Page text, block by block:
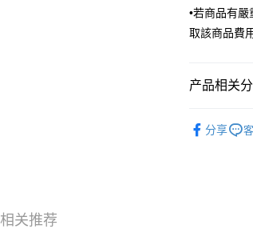
LINEX 宇迅
•若商品有
取該商品費
产品相关
分享
相关推荐